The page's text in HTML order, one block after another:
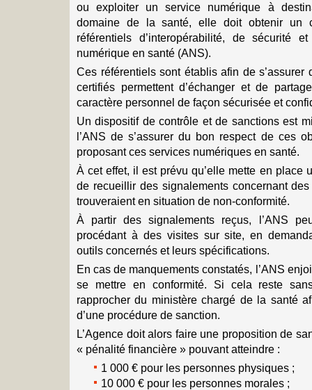
ou exploiter un service numérique à
domaine de la santé, elle doit obtenir un
référentiels d’interopérabilité, de sécurité
numérique en santé (ANS).
Ces référentiels sont établis afin de s’assurer
certifiés permettent d’échanger et de
caractère personnel de façon sécurisée et
Un dispositif de contrôle et de sanctions est
l’ANS de s’assurer du bon respect de ces
proposant ces services numériques en santé.
À cet effet, il est prévu qu’elle mette en place
de recueillir des signalements concernant
trouveraient en situation de non-conformité.
À partir des signalements reçus, l’ANS
procédant à des visites sur site, en
outils concernés et leurs spécifications.
En cas de manquements constatés, l’ANS
se mettre en conformité. Si cela reste
rapprocher du ministère chargé de la santé
d’une procédure de sanction.
L’Agence doit alors faire une proposition de
« pénalité financière » pouvant atteindre :
1 000 € pour les personnes physiques ;
10 000 € pour les personnes morales ;